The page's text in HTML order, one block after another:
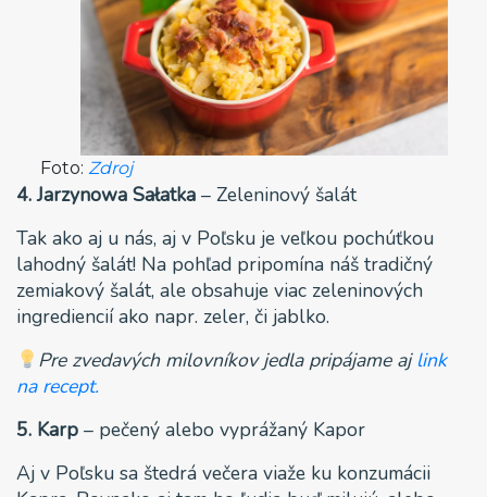
Foto: Zdroj
4. Jarzynowa Sałatka – Zeleninový šalát
Tak ako aj u nás, aj v Poľsku je veľkou pochúťkou
lahodný šalát! Na pohľad pripomína náš tradičný
zemiakový šalát, ale obsahuje viac zeleninových
ingrediencií ako napr. zeler, či jablko.
Pre zvedavých milovníkov jedla pripájame aj link
na recept.
5. Karp – pečený alebo vyprážaný Kapor
Aj v Poľsku sa štedrá večera viaže ku konzumácii